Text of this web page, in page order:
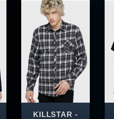
KILLSTAR -